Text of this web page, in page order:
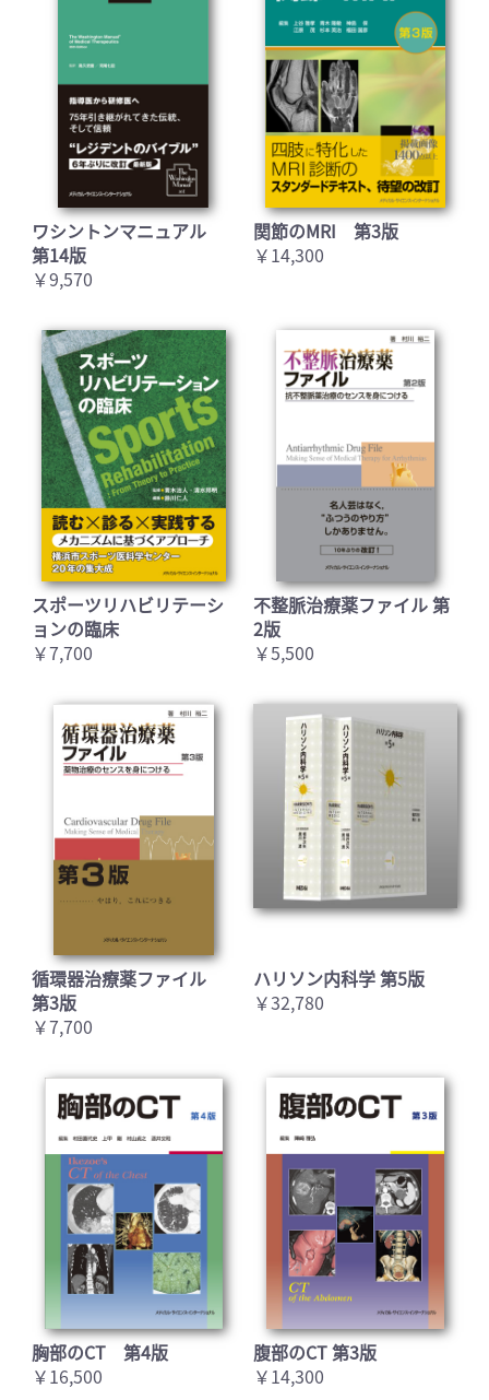
ワシントンマニュアル
第14版
￥9,570
関節のMRI 第3版
￥14,300
スポーツリハビリテーシ
ョンの臨床
￥7,700
不整脈治療薬ファイル 第
2版
￥5,500
循環器治療薬ファイル
第3版
￥7,700
ハリソン内科学 第5版
￥32,780
胸部のCT 第4版
￥16,500
腹部のCT 第3版
￥14,300